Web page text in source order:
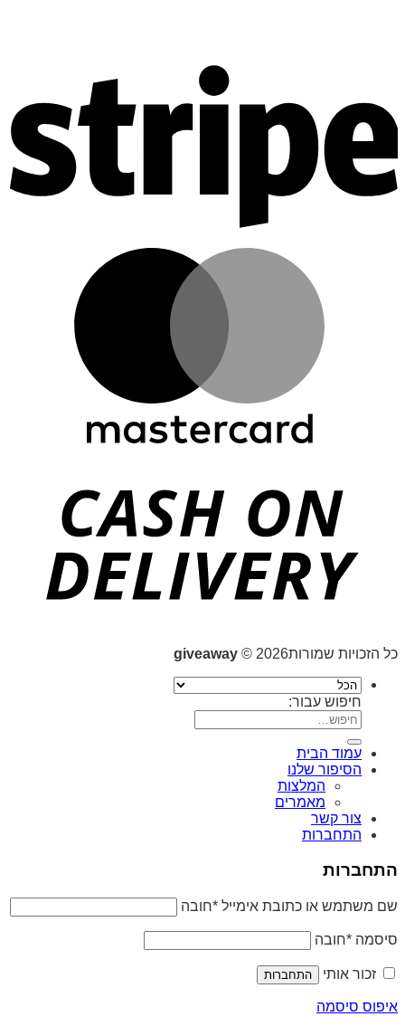
כל הזכויות שמורות2026 © giveaway
חיפוש עבור:
עמוד הבית
הסיפור שלנו
המלצות
מאמרים
צור קשר
התחברות
התחברות
שם משתמש או כתובת אימייל *חובה
סיסמה *חובה
זכור אותי התחברות
איפוס סיסמה